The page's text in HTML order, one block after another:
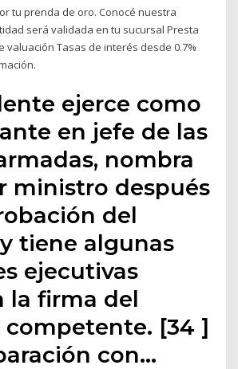
tu prenda de oro. Conocé nuestra
será validada en tu sucursal Presta
valuación Tasas de interés desde 0.7%
ejerce como
en jefe de las
nombra
ministro después
del
tiene algunas
ejecutivas
la firma del
[34 ]
con…